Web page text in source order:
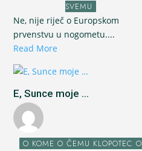
SVEMU
Ne, nije riječ o Europskom
prvenstvu u nogometu....
Read More
E, Sunce moje ...
O KOME O ČEMU KLOPOTEC O